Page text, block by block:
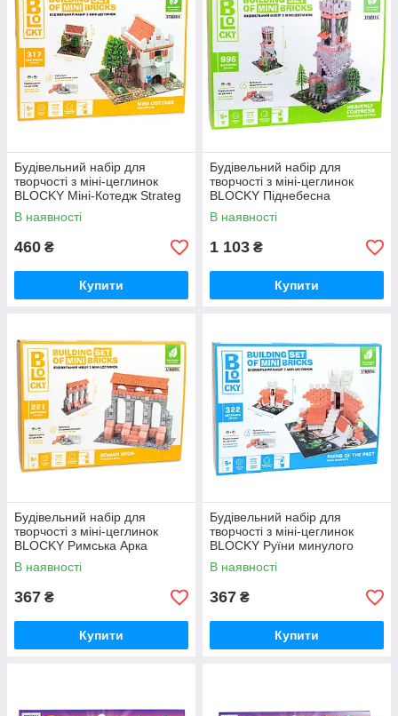
Будівельний набір для
творчості з міні-цеглинок
BLOCKY Міні-Котедж Strateg
(31002)
В наявності
460 ₴
Купити
Будівельний набір для
творчості з міні-цеглинок
BLOCKY Піднебесна
Фортеця Strateg (31004)
В наявності
1 103 ₴
Купити
Будівельний набір для
творчості з міні-цеглинок
BLOCKY Римська Арка
Strateg (31018)
В наявності
367 ₴
Купити
Будівельний набір для
творчості з міні-цеглинок
BLOCKY Руїни минулого
Strateg (31016)
В наявності
367 ₴
Купити